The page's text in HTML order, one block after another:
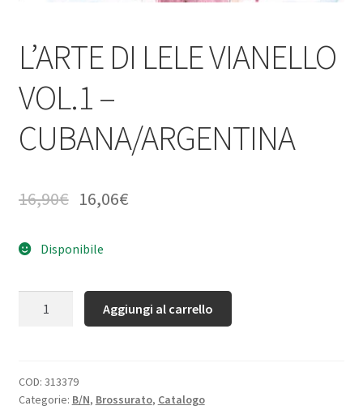
L’ARTE DI LELE VIANELLO
VOL.1 –
CUBANA/ARGENTINA
16,90€ 16,06€
Disponibile
Aggiungi al carrello
COD: 313379
Categorie: B/N, Brossurato, Catalogo